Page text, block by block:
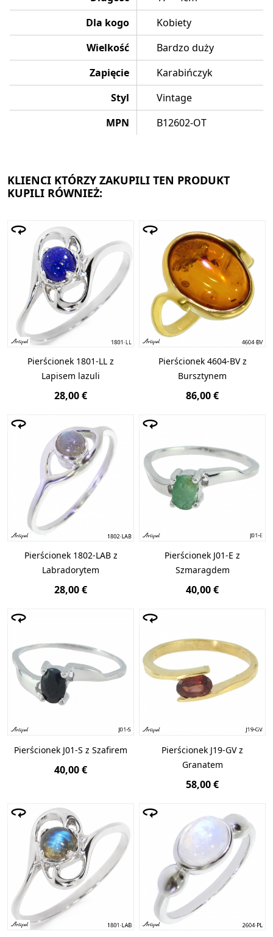
Dla kogo
Kobiety
Wielkość
Bardzo duży
Zapięcie
Karabińczyk
Styl
Vintage
MPN
B12602-OT
KLIENCI KTÓRZY ZAKUPILI TEN PRODUKT
KUPILI RÓWNIEŻ:
Pierścionek 1801-LL z
Lapisem lazuli
28,00 €
Pierścionek 4604-BV z
Bursztynem
86,00 €
Pierścionek 1802-LAB z
Labradorytem
28,00 €
Pierścionek J01-E z
Szmaragdem
40,00 €
Pierścionek J01-S z Szafirem
40,00 €
Pierścionek J19-GV z
Granatem
58,00 €